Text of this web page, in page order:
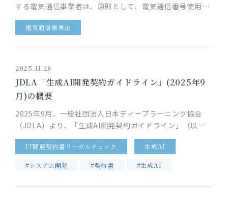
する電気通信事業者は、原則として、電気通信番号使用計
画を作成するなどの手続が求められます。電気通信番号の
指定を受ける電気通信事業…
電気通信事業法
2025.11.28
JDLA「生成AI開発契約ガイドライン」(2025年9
月)の概要
2025年9月、一般社団法人日本ディープラーニング協会
（JDLA）より、「生成AI開発契約ガイドライン」（以
下、「本ガイドライン」）が公開されました。 これまで、
AI開発契約の実務…
IT関連契約書リーガルチェック 生成AI
#システム開発 #契約書 #生成AI